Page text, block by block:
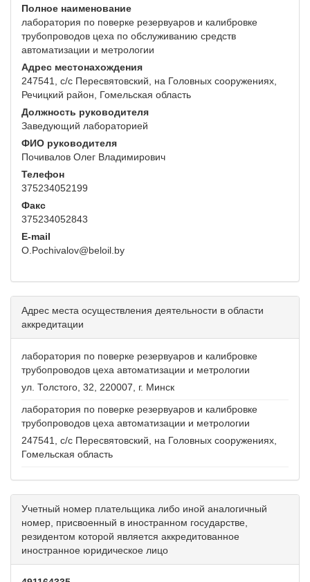
Полное наименование
лаборатория по поверке резервуаров и калибровке
трубопроводов цеха по обслуживанию средств
автоматизации и метрологии
Адрес местонахождения
247541, с/с Пересвятовский, на Головных сооружениях,
Речицкий район, Гомельская область
Должность руководителя
Заведующий лабораторией
ФИО руководителя
Почивалов Олег Владимирович
Телефон
375234052199
Факс
375234052843
E-mail
O.Pochivalov@beloil.by
Адрес места осуществления деятельности в области
аккредитации
лаборатория по поверке резервуаров и калибровке
трубопроводов цеха автоматизации и метрологии
ул. Толстого, 32, 220007, г. Минск
лаборатория по поверке резервуаров и калибровке
трубопроводов цеха автоматизации и метрологии
247541, с/с Пересвятовский, на Головных сооружениях,
Гомельская область
Учетный номер плательщика либо иной аналогичный
номер, присвоенный в иностранном государстве,
резидентом которой является аккредитованное
иностранное юридическое лицо